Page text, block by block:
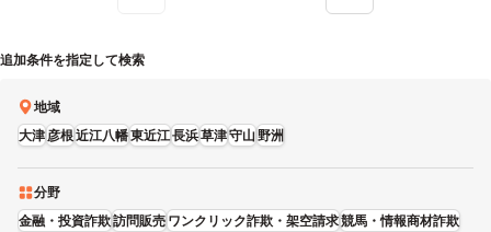
追加条件を指定して検索
地域
大津彦根近江八幡東近江長浜草津守山野洲
分野
金融・投資詐欺訪問販売ワンクリック詐欺・架空請求競馬・情報商材詐欺